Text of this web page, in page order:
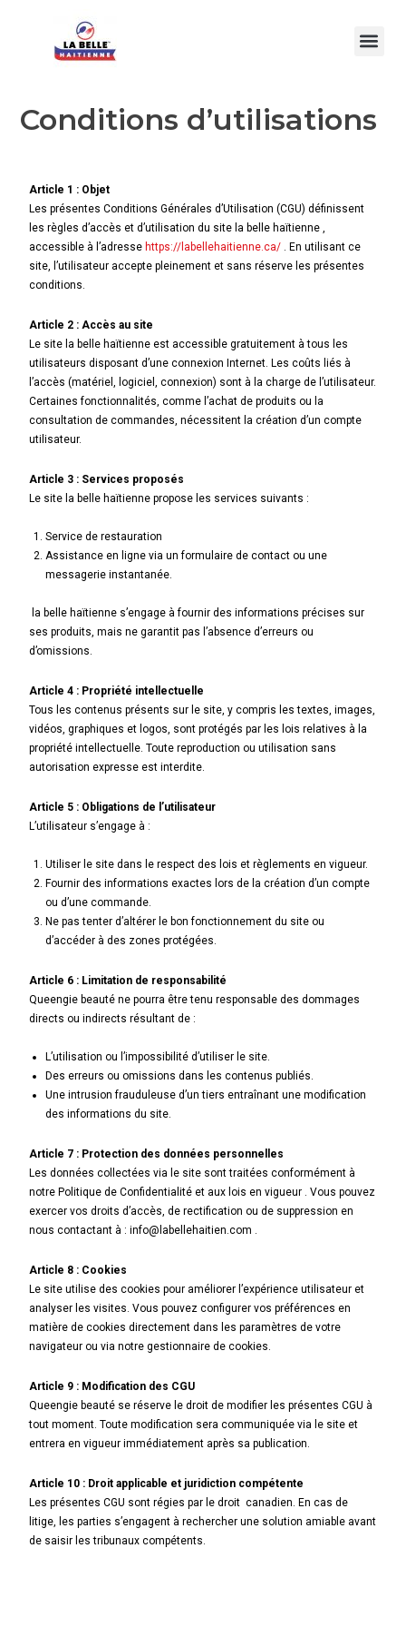
Conditions d’utilisations
Article 1 : Objet
Les présentes Conditions Générales d’Utilisation (CGU) définissent
les règles d’accès et d’utilisation du site la belle haïtienne ,
accessible à l’adresse https://labellehaitienne.ca/ . En utilisant ce
site, l’utilisateur accepte pleinement et sans réserve les présentes
conditions.
Article 2 : Accès au site
Le site la belle haïtienne est accessible gratuitement à tous les
utilisateurs disposant d’une connexion Internet. Les coûts liés à
l’accès (matériel, logiciel, connexion) sont à la charge de l’utilisateur.
Certaines fonctionnalités, comme l’achat de produits ou la
consultation de commandes, nécessitent la création d’un compte
utilisateur.
Article 3 : Services proposés
Le site la belle haïtienne propose les services suivants :
Service de restauration
Assistance en ligne via un formulaire de contact ou une
messagerie instantanée.
la belle haïtienne s’engage à fournir des informations précises sur
ses produits, mais ne garantit pas l’absence d’erreurs ou
d’omissions.
Article 4 : Propriété intellectuelle
Tous les contenus présents sur le site, y compris les textes, images,
vidéos, graphiques et logos, sont protégés par les lois relatives à la
propriété intellectuelle. Toute reproduction ou utilisation sans
autorisation expresse est interdite.
Article 5 : Obligations de l’utilisateur
L’utilisateur s’engage à :
Utiliser le site dans le respect des lois et règlements en vigueur.
Fournir des informations exactes lors de la création d’un compte
ou d’une commande.
Ne pas tenter d’altérer le bon fonctionnement du site ou
d’accéder à des zones protégées.
Article 6 : Limitation de responsabilité
Queengie beauté ne pourra être tenu responsable des dommages
directs ou indirects résultant de :
L’utilisation ou l’impossibilité d’utiliser le site.
Des erreurs ou omissions dans les contenus publiés.
Une intrusion frauduleuse d’un tiers entraînant une modification
des informations du site.
Article 7 : Protection des données personnelles
Les données collectées via le site sont traitées conformément à
notre Politique de Confidentialité et aux lois en vigueur . Vous pouvez
exercer vos droits d’accès, de rectification ou de suppression en
nous contactant à : info@labellehaitien.com .
Article 8 : Cookies
Le site utilise des cookies pour améliorer l’expérience utilisateur et
analyser les visites. Vous pouvez configurer vos préférences en
matière de cookies directement dans les paramètres de votre
navigateur ou via notre gestionnaire de cookies.
Article 9 : Modification des CGU
Queengie beauté se réserve le droit de modifier les présentes CGU à
tout moment. Toute modification sera communiquée via le site et
entrera en vigueur immédiatement après sa publication.
Article 10 : Droit applicable et juridiction compétente
Les présentes CGU sont régies par le droit canadien. En cas de
litige, les parties s’engagent à rechercher une solution amiable avant
de saisir les tribunaux compétents.